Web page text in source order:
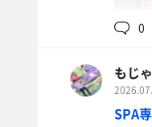
0
もじ
SPA